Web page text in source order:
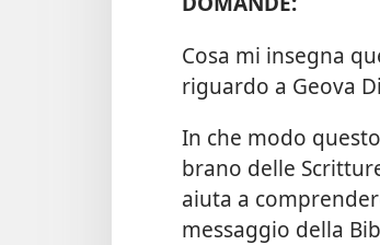
Cosa mi insegna
riguardo a Geova
In che modo questo
brano delle
aiuta a
messaggio della